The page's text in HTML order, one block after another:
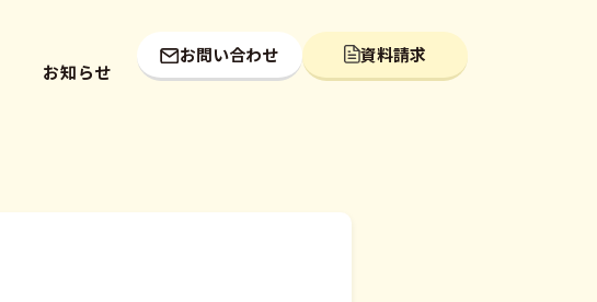
お知らせ
お問い合わせ 資料請求